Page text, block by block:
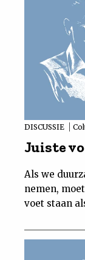
DISCUSSIE
Juiste
Als we
nemen,
voet staan